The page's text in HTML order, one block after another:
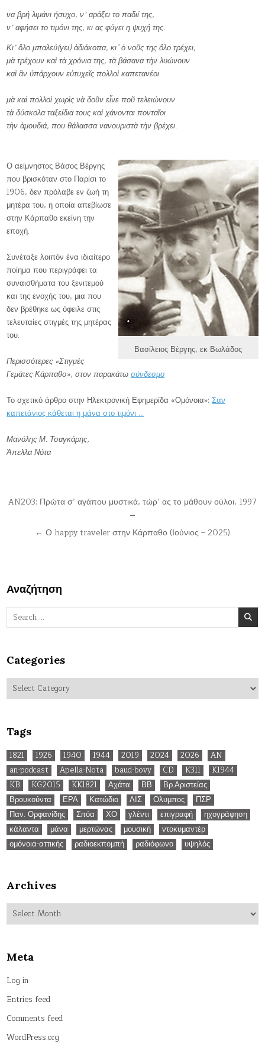
να βρή λιμάνι ήσυχο, ν’ αράξει το παδιί της,
ν’ αφήσει το τιμόνι της, κι ας φύγει η ψυχή της.
Κι’ ὅλο μπαλεύ(γει) ἀδιάκοπα, κι ̓ ὁ νοῦς της ὅλο τρέχει,
μὰ τρέχουν καὶ τὰ χρόνια της, τὰ βάσανα τὴν λυώνουν
καὶ ἂν ὑπάρχουν εὐτυχεῖς πολλοὶ καπετανέοι
μὰ καὶ πολλοὶ χωρὶς νὰ δοῦν εἶνε ποῦ τελειώνουν
τὰ δύσκολα ταξείδια τους καὶ χάνονται πονταῖοι
τὴν ἀμουδιά, που θάλασσα νανουριστὰ τὴν βρέχει.
Βασίλειος Βέργης, εκ Βωλάδος
Ο αείμνηστος Βάσος Βέργης
που βρισκόταν στο Παρίσι το
1906, δεν πρόλαβε εν ζωή τη
μητέρα του, η οποία απεβίωσε
στην Κάρπαθο εκείνη την
εποχή.
Συνέταξε λοιπόν ένα ιδιαίτερο
ποίημα που περιγράφει τα
συναισθήματα του ξενιτεμού
και της ενοχής του, μια που
δεν βρέθηκε ως όφειλε στις
τελευταίες στιγμές της μητέρας
του.
Περισσότερες «Στιγμές
Γεμάτες Κάρπαθο», στον παρακάτωσύνδεσμο
Το σχετικό άρθρο στην Ηλεκτρονική Εφημερίδα «Ομόνοια»:Σαν
καπετάνιος κάθεται η μάνα στο τιμόνι …
Μανόλης Μ. Τσαγκάρης,
Άπελλα Νότα
Post
AN203: Πρώτα σ’ αγάπου μυστικά, τώρ’ ας το μάθουν ούλοι, 1997
→
← Ο happy traveler στην Κάρπαθο (Ιούνιος – 2025)
Αναζήτηση
Search
for:
Categories
Categories
Tags
1821 1926 1940 1944 2019 2024 2026
AN
an-podcast
Apella-Nota baud-bovy CD K311
K1944
KB
KG2015 KK1821 Αχάτα ΒΒ
Βρ.Αριστείας
Βρουκούντα
ΕΡΑ Κατώδιο ΛΙΣ Ολυμπος
ΠΣΡ
Παν. Ορφανίδης
Σπόα ΧΟ γλέντι επιγραφή
ηχογράφηση
κάλαντα
μάνα μερτώνας μουσική
ντοκυμαντέρ
ομόνοια-αττικής
ραδιοεκπομπή ραδιόφωνο υψηλός
Archives
Archives
Meta
Log in
Entries feed
Comments feed
WordPress.org